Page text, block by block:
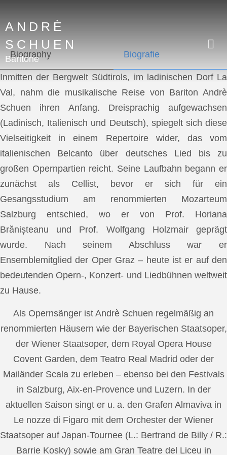
ANDRÈ
SCHUEN
Baritone
Biography Biografie
Inmitten der Bergwelt Südtirols, im ladinischen Dorf La
Val, nahm die musikalische Reise von Bariton Andrè
Schuen ihren Anfang. Dreisprachig aufgewachsen
(Ladinisch, Italienisch und Deutsch), spiegelt sich diese
Vielseitigkeit in einem Repertoire wider, das vom
italienischen Belcanto über deutsches Lied bis zu
großen Opernpartien reicht. Seine Laufbahn begann er
zunächst als Cellist, bevor er sich für ein
Gesangsstudium am renommierten Mozarteum
Salzburg entschied, wo er von Prof. Horiana
Brănișteanu und Prof. Wolfgang Holzmair geprägt
wurde. Nach seinem Abschluss war er
Ensemblemitglied der Oper Graz – heute ist er auf den
bedeutenden Opern-, Konzert- und Liedbühnen weltweit
zu Hause.
Als Opernsänger ist Andrè Schuen regelmäßig an
renommierten Häusern wie der Bayerischen Staatsoper,
der Wiener Staatsoper, dem Royal Opera House
Covent Garden, dem Teatro Real Madrid oder der
Mailänder Scala zu erleben – ebenso bei den Festivals
in Salzburg, Aix-en-Provence und Luzern. In der
aktuellen Saison singt er u. a. den Grafen Almaviva in
Le nozze di Figaro mit dem Orchester der Wiener
Staatsoper auf Japan-Tournee (L.: Bertrand de Billy / R.:
Barrie Kosky) sowie am Gran Teatre del Liceu in